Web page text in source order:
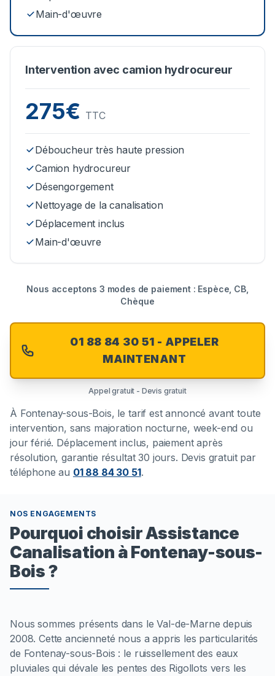
Main-d'œuvre
Intervention avec camion hydrocureur
275€ TTC
Déboucheur très haute pression
Camion hydrocureur
Désengorgement
Nettoyage de la canalisation
Déplacement inclus
Main-d'œuvre
Nous acceptons 3 modes de paiement : Espèce, CB,
Chèque
01 88 84 30 51 - APPELER
MAINTENANT
Appel gratuit - Devis gratuit
À Fontenay-sous-Bois, le tarif est annoncé avant toute
intervention, sans majoration nocturne, week-end ou
jour férié. Déplacement inclus, paiement après
résolution, garantie résultat 30 jours. Devis gratuit par
téléphone au 01 88 84 30 51.
NOS ENGAGEMENTS
Pourquoi choisir Assistance
Canalisation à Fontenay-sous-
Bois ?
Nous sommes présents dans le Val-de-Marne depuis
2008. Cette ancienneté nous a appris les particularités
de Fontenay-sous-Bois : le ruissellement des eaux
pluviales qui dévale les pentes des Rigollots vers les